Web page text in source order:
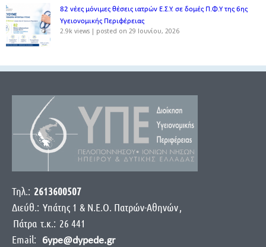
82 νέες μόνιμες θέσεις ιατρών Ε.Σ.Υ. σε δομές Π.Φ.Υ της 6ης
Υγειονομικής Περιφέρειας
2.9k views | posted on 29 Ιουνίου, 2026
Τηλ.: 2613600507
Διεύθ.: Yπάτης 1 & Ν.Ε.Ο. Πατρών-Αθηνών,
Πάτρα τ.κ.: 26 441
Email:
6ype@dypede.gr